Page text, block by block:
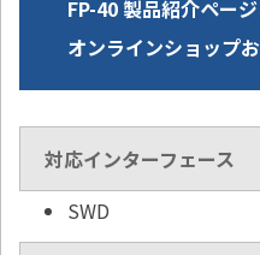
FP-40 製品紹介ページ
オンラインショップ
対応インターフェース
SWD